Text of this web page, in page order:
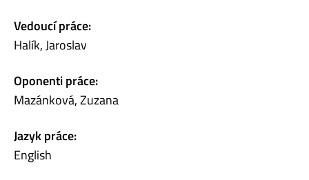
Vedoucí práce:
Halík, Jaroslav
Oponenti práce:
Mazánková, Zuzana
Jazyk práce:
English